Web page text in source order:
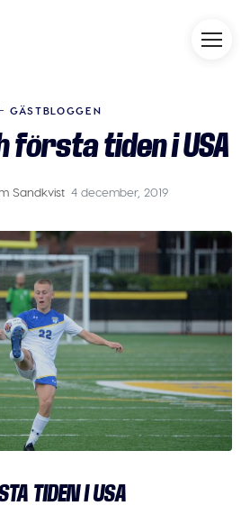
GÄSTBLOGGEN
första tiden i USA
Sandkvist 4 december, 2019
TIDEN I USA